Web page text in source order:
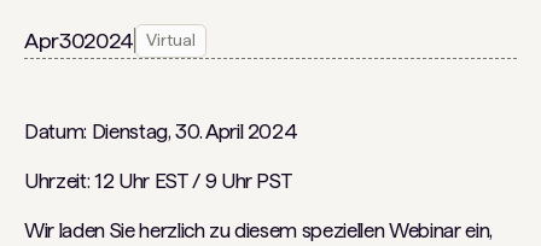
Apr302024 Virtual
Datum: Dienstag, 30. April 2024
Uhrzeit: 12 Uhr EST / 9 Uhr PST
Wir laden Sie herzlich zu diesem speziellen Webinar ein,